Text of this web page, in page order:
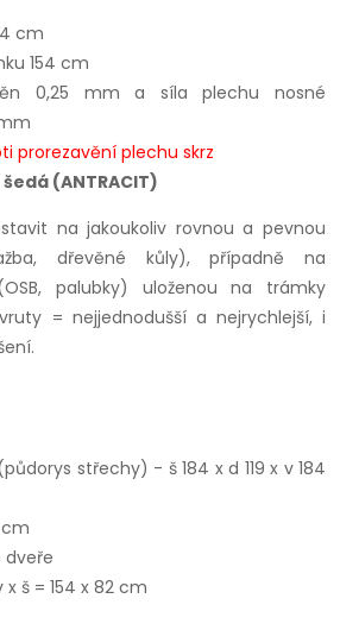
cm
154 cm
0,25 mm a síla plechu nosné
prorezavění plechu skrz
(ANTRACIT)
na jakoukoliv rovnou a pevnou
dřevěné kůly), případně na
palubky) uloženou na trámky
= nejjednodušší a nejrychlejší, i
střechy) - š 184 x d 119 x v 184
cm
dveře
š = 154 x 82 cm